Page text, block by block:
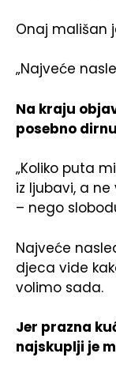
Onaj mališan
„Najveće
Na kraju
posebno
„Koliko puta
iz ljubavi, a
– nego
Najveće
djeca vide
volimo sada.
Jer prazna
najskuplji je